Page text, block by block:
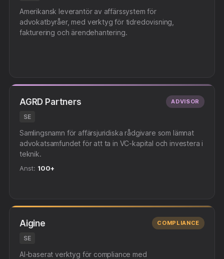
Amerikansk leverantör av affärssystem för
advokatbyråer, med verktyg för tidredovisning,
fakturering och ärendehantering.
AGRD Partners
SE
ADVISOR
Samlingsnamn för affärsjuridiska rådgivare som lämnat
advokatsamfundet för att ta in VC-kapital och investera i
teknik.
Anst: 100+
Aigine
SE
COMPLIANCE
AI-baserat verktyg för compliance med